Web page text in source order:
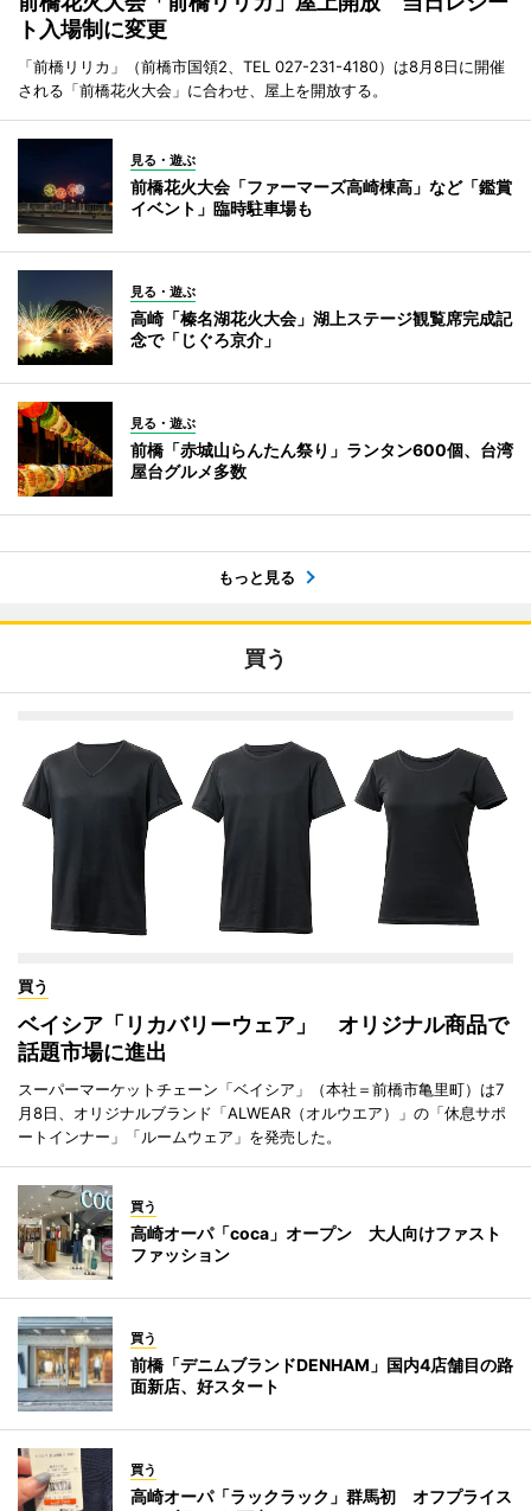
ト入場制に変更
「前橋リリカ」（前橋市国領2、TEL 027-231-4180）は8月8日に開催
される「前橋花火大会」に合わせ、屋上を開放する。
見る・遊ぶ
前橋花火大会「ファーマーズ高崎棟高」など「鑑賞
イベント」臨時駐車場も
見る・遊ぶ
高崎「榛名湖花火大会」湖上ステージ観覧席完成記
念で「じぐろ京介」
見る・遊ぶ
前橋「赤城山らんたん祭り」ランタン600個、台湾
屋台グルメ多数
もっと見る
買う
買う
ベイシア「リカバリーウェア」 オリジナル商品で
話題市場に進出
スーパーマーケットチェーン「ベイシア」（本社＝前橋市亀里町）は7
月8日、オリジナルブランド「ALWEAR（オルウエア）」の「休息サポ
ートインナー」「ルームウェア」を発売した。
買う
高崎オーパ「coca」オープン 大人向けファスト
ファッション
買う
前橋「デニムブランドDENHAM」国内4店舗目の路
面新店、好スタート
買う
高崎オーパ「ラックラック」群馬初 オフプライス